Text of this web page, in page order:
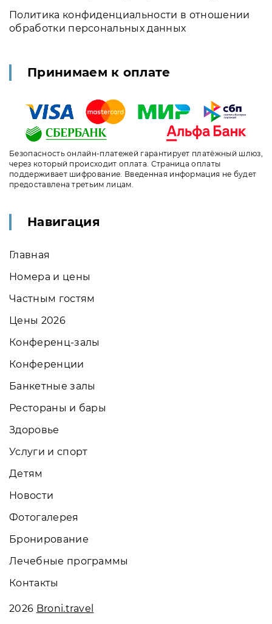
Политика конфиденциальности в отношении
обработки персональных данных
Принимаем к оплате
Безопасность онлайн-платежей гарантирует платёжный шлюз,
через который происходит оплата. Страница оплаты
поддерживает шифрование. Введенная информация не будет
предоставлена третьим лицам.
Навигация
Главная
Номера и цены
Частным гостям
Цены 2026
Конференц-залы
Конференции
Банкетные залы
Рестораны и бары
Здоровье
Услуги и спорт
Детям
Новости
Фотогалерея
Бронирование
Лечебные программы
Контакты
2026 Broni.travel